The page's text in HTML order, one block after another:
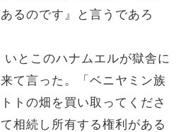
るのです』と言うであろ
とこのハナムエルが獄舎に
て言った。「ベニヤミン族
トの畑を買い取ってくださ
相続し所有する権利がある